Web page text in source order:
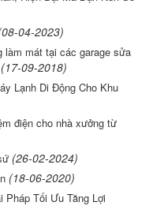
04-2023)
làm mát tại các garage sửa
(17-09-2018)
Lạnh Di Động Cho Khu
điện cho nhà xưởng từ
(26-02-2024)
(18-06-2020)
Pháp Tối Ưu Tăng Lợi